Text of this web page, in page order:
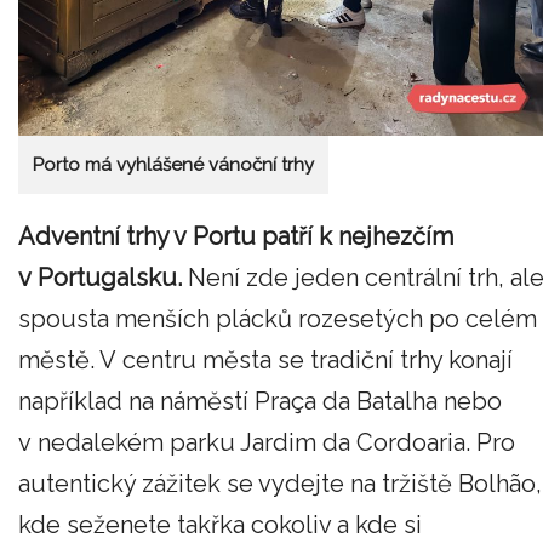
Porto má vyhlášené vánoční trhy
Adventní trhy v Portu patří k nejhezčím
v Portugalsku. Není zde jeden centrální trh, ale
spousta menších plácků rozesetých po celém
městě. V centru města se tradiční trhy konají
například na náměstí Praça da Batalha nebo
v nedalekém parku Jardim da Cordoaria. Pro
autentický zážitek se vydejte na tržiště Bolhão,
kde seženete takřka cokoliv a kde si